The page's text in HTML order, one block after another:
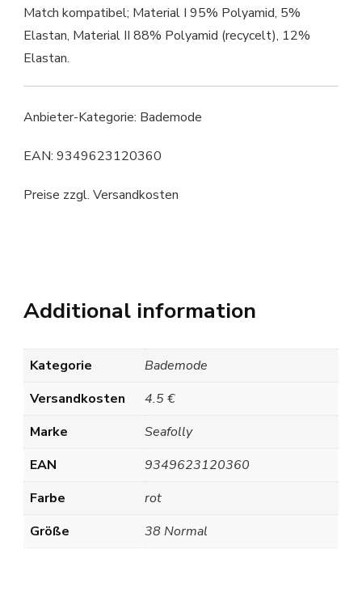
Match kompatibel; Material I 95% Polyamid, 5%
Elastan, Material II 88% Polyamid (recycelt), 12%
Elastan.
Anbieter-Kategorie: Bademode
EAN: 9349623120360
Preise zzgl. Versandkosten
Additional information
Kategorie
Bademode
Versandkosten
4.5 €
Marke
Seafolly
EAN
9349623120360
Farbe
rot
Größe
38 Normal